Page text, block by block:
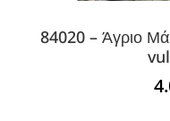
84020 – Άγριο